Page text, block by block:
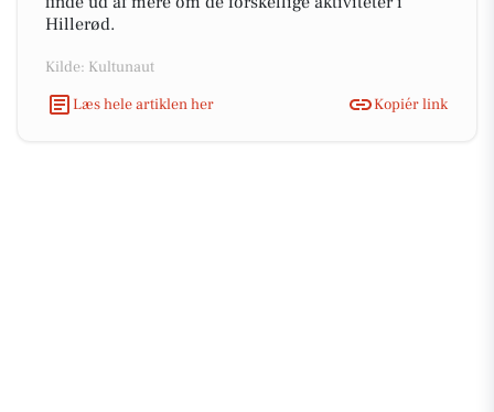
Hillerød.
Kilde: Kultunaut
Læs hele artiklen her
Kopiér link